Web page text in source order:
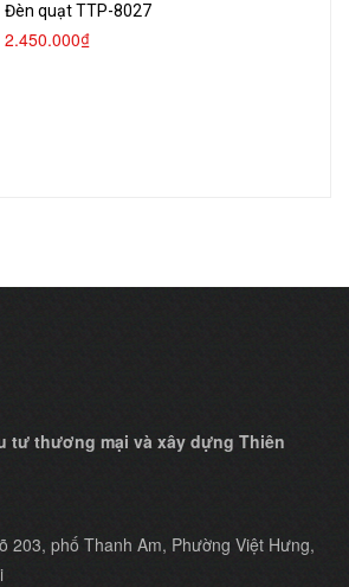
Đèn quạt TTP-8027
2.450.000₫
tư thương mại và xây dựng Thiên
203, phố Thanh Am, Phường Việt Hưng,